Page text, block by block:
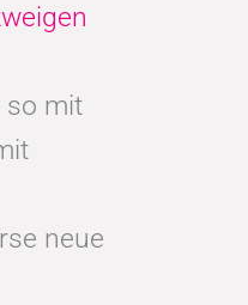
so mit
neue